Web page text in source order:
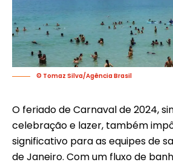
© Tomaz Silva/Agência Brasil
O feriado de Carnaval de 2024,
celebração e lazer, também
significativo para as equipes de
de Janeiro. Com um fluxo de